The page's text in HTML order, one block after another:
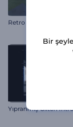
Retro Oda Logosu
Yıpranmış Glitch
Bir